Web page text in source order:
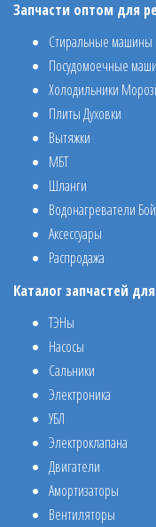
Запчасти оптом для
Стиральные машины
Посудомоечные
Холодильники
Плиты Духовки
Вытяжки
МБТ
Шланги
Водонагреватели
Аксессуары
Распродажа
Каталог запчастей
ТЭНы
Насосы
Сальники
Электроника
УБЛ
Электроклапана
Двигатели
Амортизаторы
Вентиляторы